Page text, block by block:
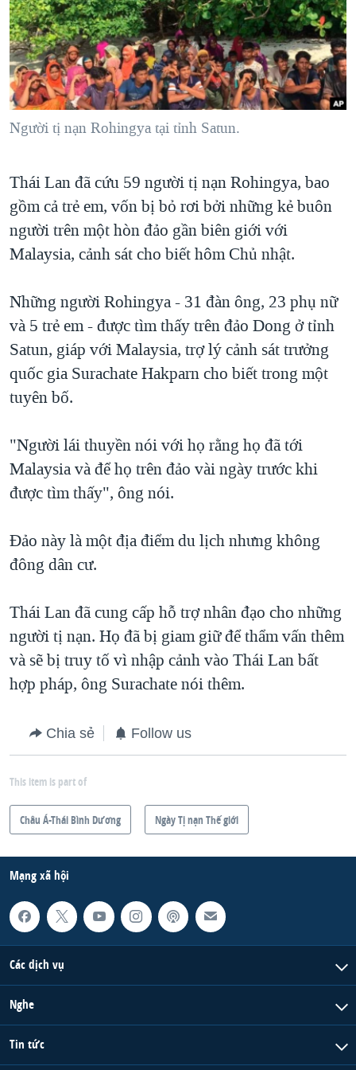
"Tìm"NGƯỜI VIỆT HẢI NGOẠI
ĐỜI SỐNG
KINH TẾ
KHOA HỌC
SỨC KHOẺ
THỂ THAO
TẠI
HÀNH TRÌNH BẦU CỬ 2024
MỘT NĂM CHIẾN TRANH TẠI DẢI GAZA
GIẢI MÃ VÀNH ĐAI & CON ĐƯỜNG
GROUND ZERO – XƯA VÀ NAY
CHI PHÍ CHIẾN TRANH AFGHANISTAN
CÁC GIÁ TRỊ CỘNG HÒA Ở VIỆT NAM
THƯỢNG ĐỈNH TRUMP-KIM TẠI VIỆT NAM
NGƯ DÂN VIỆT VÀ LÀN SÓNG TRỘM HẢI SÂM
BÊN KIA QUỐC LỘ: TIẾNG VỌNG TỪ NÔNG THÔN MỸ
QUAN HỆ VIỆT MỸ
VIDEO
NGHE
MẠNG XÃ HỘI
Người tị nạn Rohingya tại tỉnh Satun.
Thái Lan đã cứu 59 người tị nạn Rohingya, bao
gồm cả trẻ em, vốn bị bỏ rơi bởi những kẻ buôn
người trên một hòn đảo gần biên giới với
Malaysia, cảnh sát cho biết hôm Chủ nhật.
Những người Rohingya - 31 đàn ông, 23 phụ nữ
và 5 trẻ em - được tìm thấy trên đảo Dong ở tỉnh
Satun, giáp với Malaysia, trợ lý cảnh sát trưởng
quốc gia Surachate Hakparn cho biết trong một
tuyên bố.
"Người lái thuyền nói với họ rằng họ đã tới
Malaysia và để họ trên đảo vài ngày trước khi
được tìm thấy", ông nói.
Đảo này là một địa điểm du lịch nhưng không
đông dân cư.
Thái Lan đã cung cấp hỗ trợ nhân đạo cho những
người tị nạn. Họ đã bị giam giữ để thẩm vấn thêm
và sẽ bị truy tố vì nhập cảnh vào Thái Lan bất
hợp pháp, ông Surachate nói thêm.
Chia sẻ Follow us
This item is part of
Châu Á-Thái Bình Dương Ngày Tị nạn Thế giới
Mạng xã hội
Các dịch vụ
Nghe
Tin tức